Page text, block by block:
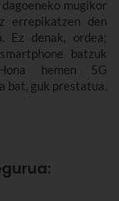
mugikor
errepikatzen den
denak, ordea;
batzuk
hemen 5G
bat, guk prestatua.